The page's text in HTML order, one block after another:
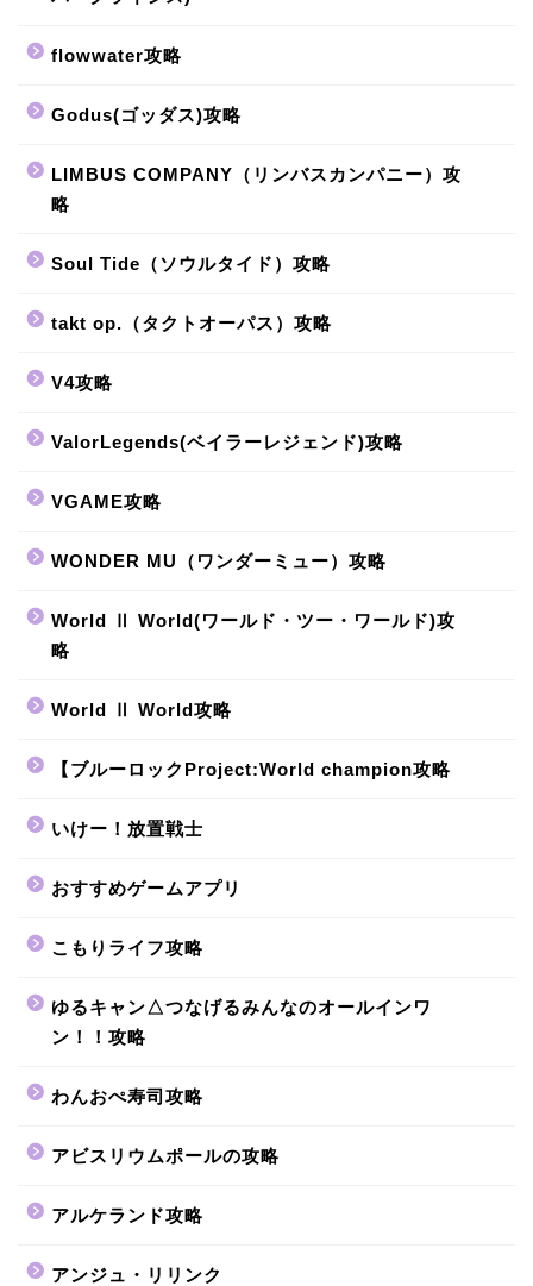
flowwater攻略
Godus(ゴッダス)攻略
LIMBUS COMPANY（リンバスカンパニー）攻
略
Soul Tide（ソウルタイド）攻略
takt op.（タクトオーパス）攻略
V4攻略
ValorLegends(ベイラーレジェンド)攻略
VGAME攻略
WONDER MU（ワンダーミュー）攻略
World Ⅱ World(ワールド・ツー・ワールド)攻
略
World Ⅱ World攻略
【ブルーロックProject:World champion攻略
いけー！放置戦士
おすすめゲームアプリ
こもりライフ攻略
ゆるキャン△つなげるみんなのオールインワ
ン！！攻略
わんおぺ寿司攻略
アビスリウムポールの攻略
アルケランド攻略
アンジュ・リリンク